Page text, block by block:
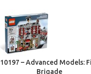
10197 – Advanced Models:
Brigade